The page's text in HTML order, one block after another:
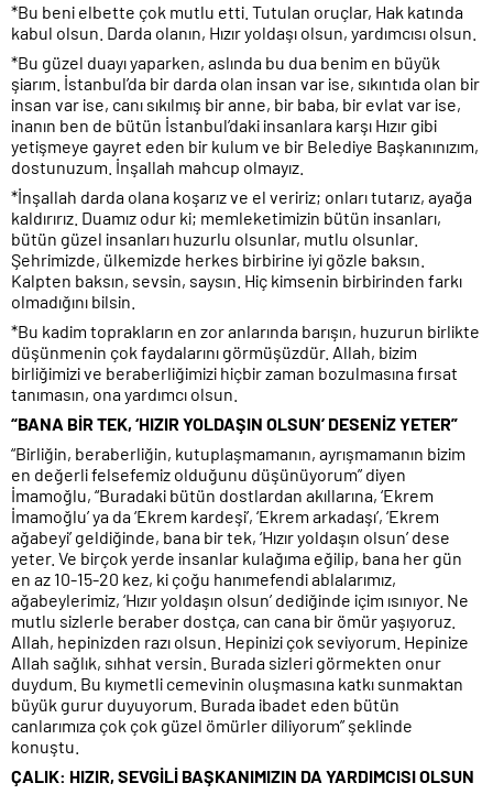
*Bu beni elbette çok mutlu etti. Tutulan oruçlar, Hak katında
kabul olsun. Darda olanın, Hızır yoldaşı olsun, yardımcısı olsun.
*Bu güzel duayı yaparken, aslında bu dua benim en büyük
şiarım. İstanbul’da bir darda olan insan var ise, sıkıntıda olan bir
insan var ise, canı sıkılmış bir anne, bir baba, bir evlat var ise,
inanın ben de bütün İstanbul’daki insanlara karşı Hızır gibi
yetişmeye gayret eden bir kulum ve bir Belediye Başkanınızım,
dostunuzum. İnşallah mahcup olmayız.
*İnşallah darda olana koşarız ve el veririz; onları tutarız, ayağa
kaldırırız. Duamız odur ki; memleketimizin bütün insanları,
bütün güzel insanları huzurlu olsunlar, mutlu olsunlar.
Şehrimizde, ülkemizde herkes birbirine iyi gözle baksın.
Kalpten baksın, sevsin, saysın. Hiç kimsenin birbirinden farkı
olmadığını bilsin.
*Bu kadim toprakların en zor anlarında barışın, huzurun birlikte
düşünmenin çok faydalarını görmüşüzdür. Allah, bizim
birliğimizi ve beraberliğimizi hiçbir zaman bozulmasına fırsat
tanımasın, ona yardımcı olsun.
“BANA BİR TEK, ‘HIZIR YOLDAŞIN OLSUN’ DESENİZ YETER”
“Birliğin, beraberliğin, kutuplaşmamanın, ayrışmamanın bizim
en değerli felsefemiz olduğunu düşünüyorum” diyen
İmamoğlu, “Buradaki bütün dostlardan akıllarına, ‘Ekrem
İmamoğlu’ ya da ‘Ekrem kardeşi’, ‘Ekrem arkadaşı’, ‘Ekrem
ağabeyi’ geldiğinde, bana bir tek, ‘Hızır yoldaşın olsun’ dese
yeter. Ve birçok yerde insanlar kulağıma eğilip, bana her gün
en az 10-15-20 kez, ki çoğu hanımefendi ablalarımız,
ağabeylerimiz, ‘Hızır yoldaşın olsun’ dediğinde içim ısınıyor. Ne
mutlu sizlerle beraber dostça, can cana bir ömür yaşıyoruz.
Allah, hepinizden razı olsun. Hepinizi çok seviyorum. Hepinize
Allah sağlık, sıhhat versin. Burada sizleri görmekten onur
duydum. Bu kıymetli cemevinin oluşmasına katkı sunmaktan
büyük gurur duyuyorum. Burada ibadet eden bütün
canlarımıza çok çok güzel ömürler diliyorum” şeklinde
konuştu.
ÇALIK: HIZIR, SEVGİLİ BAŞKANIMIZIN DA YARDIMCISI OLSUN